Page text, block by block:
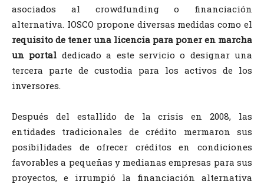
asociados al crowdfunding o financiación
alternativa. IOSCO propone diversas medidas como el
requisito de tener una licencia para poner en marcha
un portal dedicado a este servicio o designar una
tercera parte de custodia para los activos de los
inversores.
Después del estallido de la crisis en 2008, las
entidades tradicionales de crédito mermaron sus
posibilidades de ofrecer créditos en condiciones
favorables a pequeñas y medianas empresas para sus
proyectos, e irrumpió la financiación alternativa